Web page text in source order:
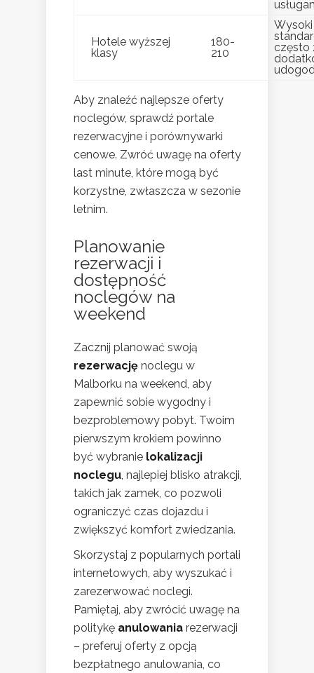
Hotele wyższej
klasy
180-
210
Wysoki
często
Aby znaleźć najlepsze oferty
noclegów, sprawdź portale
rezerwacyjne i porównywarki
cenowe. Zwróć uwagę na oferty
last minute, które mogą być
korzystne, zwłaszcza w sezonie
letnim.
Planowanie
rezerwacji i
dostępność
noclegów na
weekend
Zacznij planować swoją
rezerwację noclegu w
Malborku na weekend, aby
zapewnić sobie wygodny i
bezproblemowy pobyt. Twoim
pierwszym krokiem powinno
być wybranie lokalizacji
noclegu , najlepiej blisko atrakcji,
takich jak zamek, co pozwoli
ograniczyć czas dojazdu i
zwiększyć komfort zwiedzania.
Skorzystaj z popularnych portali
internetowych, aby wyszukać i
zarezerwować noclegi.
Pamiętaj, aby zwrócić uwagę na
politykę anulowania rezerwacji
– preferuj oferty z opcją
bezpłatnego anulowania, co